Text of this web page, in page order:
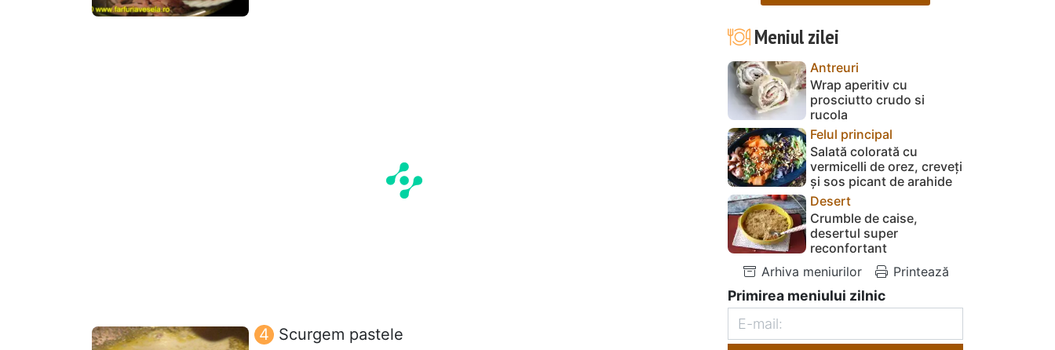
Scurgem pastele
Meniul zilei
Antreuri
Wrap aperitiv cu
prosciutto crudo si
rucola
Felul principal
Salată colorată cu
vermicelli de orez, creveți
și sos picant de arahide
Desert
Crumble de caise,
desertul super
reconfortant
Arhiva meniurilor
Printează
Primirea meniului zilnic